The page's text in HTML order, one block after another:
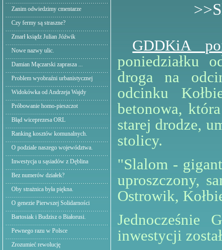
Zanim odwiedzimy cmentarze
Czy fermy są straszne?
Zmarł ksiądz Julian Jóźwik
Nowe nazwy ulic.
Damian Mączarski zaprasza ...
Problem wyobraźni urbanistycznej
Widokówka od Andrzeja Wajdy
Próbowanie homo-pieszczot
Błąd wiceprezesa ORL
Ranking kosztów komunalnych.
O podziale naszego województwa.
Inwestycja u sąsiadów z Dęblina
Bez numerów działek?
Oby strażnica była piękna.
O genezie Pierwszej Solidarności
Bartosiak i Budzisz o Białorusi.
Pewnego razu w Polsce
Zrozumieć rewolucję
GDDKiA
poniedziałku
droga na
odcinku
betonowa,
starej drodze,
stolicy.
"Slalom -
uproszczony,
Ostrowik,
Jednocześnie
inwestycji